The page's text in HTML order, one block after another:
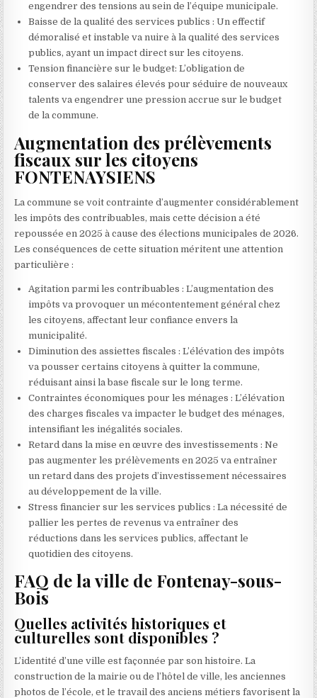
engendrer des tensions au sein de l’équipe municipale.
Baisse de la qualité des services publics : Un effectif
démoralisé et instable va nuire à la qualité des services
publics, ayant un impact direct sur les citoyens.
Tension financière sur le budget: L’obligation de
conserver des salaires élevés pour séduire de nouveaux
talents va engendrer une pression accrue sur le budget
de la commune.
Augmentation des prélèvements
fiscaux sur les citoyens
FONTENAYSIENS
La commune se voit contrainte d’augmenter considérablement
les impôts des contribuables, mais cette décision a été
repoussée en 2025 à cause des élections municipales de 2026.
Les conséquences de cette situation méritent une attention
particulière :
Agitation parmi les contribuables : L’augmentation des
impôts va provoquer un mécontentement général chez
les citoyens, affectant leur confiance envers la
municipalité.
Diminution des assiettes fiscales : L’élévation des impôts
va pousser certains citoyens à quitter la commune,
réduisant ainsi la base fiscale sur le long terme.
Contraintes économiques pour les ménages : L’élévation
des charges fiscales va impacter le budget des ménages,
intensifiant les inégalités sociales.
Retard dans la mise en œuvre des investissements : Ne
pas augmenter les prélèvements en 2025 va entraîner
un retard dans des projets d’investissement nécessaires
au développement de la ville.
Stress financier sur les services publics : La nécessité de
pallier les pertes de revenus va entraîner des
réductions dans les services publics, affectant le
quotidien des citoyens.
FAQ de la ville de Fontenay-sous-
Bois
Quelles activités historiques et
culturelles sont disponibles ?
L’identité d’une ville est façonnée par son histoire. La
construction de la mairie ou de l’hôtel de ville, les anciennes
photos de l’école, et le travail des anciens métiers favorisent la